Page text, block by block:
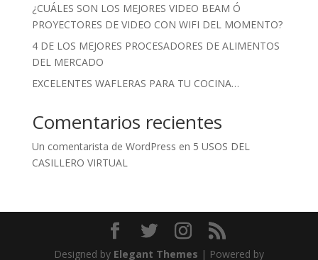
¿CUÁLES SON LOS MEJORES VIDEO BEAM Ó
PROYECTORES DE VIDEO CON WIFI DEL MOMENTO?
4 DE LOS MEJORES PROCESADORES DE ALIMENTOS
DEL MERCADO
EXCELENTES WAFLERAS PARA TU COCINA…
Comentarios recientes
Un comentarista de WordPress en 5 USOS DEL
CASILLERO VIRTUAL
Designed by Elegant Themes | Powered by